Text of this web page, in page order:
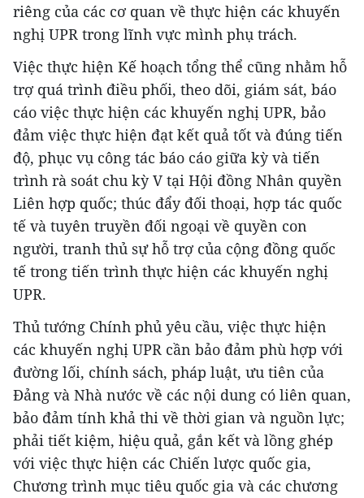
riêng của các cơ quan về thực hiện các khuyến
nghị UPR trong lĩnh vực mình phụ trách.
Việc thực hiện Kế hoạch tổng thể cũng nhằm hỗ
trợ quá trình điều phối, theo dõi, giám sát, báo
cáo việc thực hiện các khuyến nghị UPR, bảo
đảm việc thực hiện đạt kết quả tốt và đúng tiến
độ, phục vụ công tác báo cáo giữa kỳ và tiến
trình rà soát chu kỳ V tại Hội đồng Nhân quyền
Liên hợp quốc; thúc đẩy đối thoại, hợp tác quốc
tế và tuyên truyền đối ngoại về quyền con
người, tranh thủ sự hỗ trợ của cộng đồng quốc
tế trong tiến trình thực hiện các khuyến nghị
UPR.
Thủ tướng Chính phủ yêu cầu, việc thực hiện
các khuyến nghị UPR cần bảo đảm phù hợp với
đường lối, chính sách, pháp luật, ưu tiên của
Đảng và Nhà nước về các nội dung có liên quan,
bảo đảm tính khả thi về thời gian và nguồn lực;
phải tiết kiệm, hiệu quả, gắn kết và lồng ghép
với việc thực hiện các Chiến lược quốc gia,
Chương trình mục tiêu quốc gia và các chương